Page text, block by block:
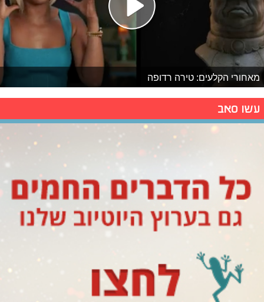
מאחורי הקלעים: טירה רדופה
עשו סאב